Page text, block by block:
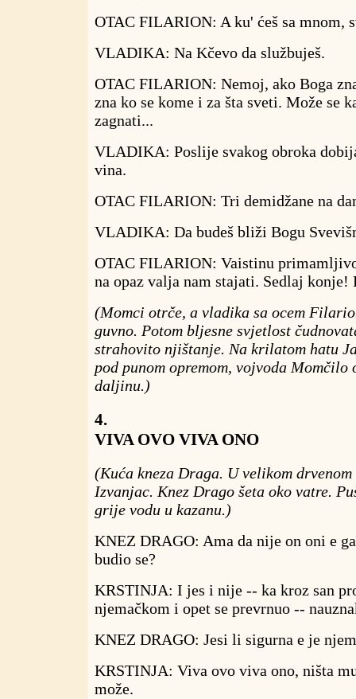
OTAC FILARION: A ku' ćeš sa mnom,
VLADIKA: Na Kčevo da službuješ.
OTAC FILARION: Nemoj, ako Boga
zna ko se kome i za šta sveti. Može se
zagnati...
VLADIKA: Poslije svakog obroka
vina.
OTAC FILARION: Tri demidžane na
VLADIKA: Da budeš bliži Bogu
OTAC FILARION: Vaistinu
na opaz valja nam stajati. Sedlaj konje!
(Momci otrče, a vladika sa ocem
guvno. Potom bljesne svjetlost
strahovito njištanje. Na krilatom hatu
pod punom opremom, vojvoda Momčilo
daljinu.)
4.
VIVA OVO VIVA ONO
(Kuća kneza Draga. U velikom
Izvanjac. Knez Drago šeta oko vatre.
grije vodu u kazanu.)
KNEZ DRAGO: Ama da nije on oni e
budio se?
KRSTINJA: I jes i nije -- ka kroz san
njemačkom i opet se prevrnuo --
KNEZ DRAGO: Jesi li sigurna e je
KRSTINJA: Viva ovo viva ono, ništa
može.